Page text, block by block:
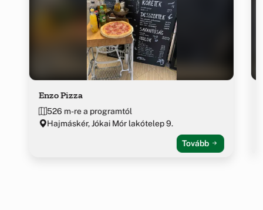
Enzo Pizza
526 m-re a programtól
Hajmáskér, Jókai Mór lakótelep 9.
Tovább